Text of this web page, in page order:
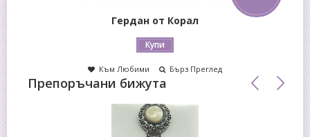
Гердан от Корал
Купи
Към Любими Бърз Преглед
Препоръчани бижута